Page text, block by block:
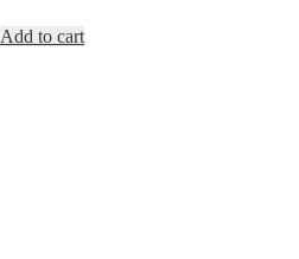
Add to cart